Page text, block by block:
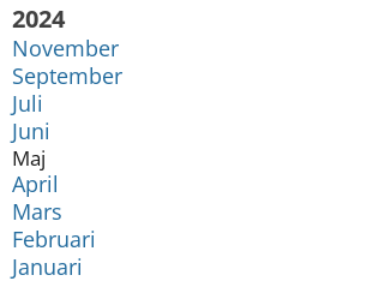
År:
2024
November
September
Juli
Juni
Maj
April
Mars
Februari
Januari